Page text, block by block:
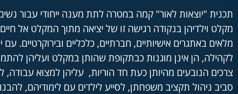
תכנית "יוצאות לאור" קמה במטרה לתת מענה ייחודי עבור
מקלט וילדיהן בנקודה רגישה זו של יציאה מתוך המקלט אל
מלאים באתגרים אישיותיים, חברתיים, כלכליים ובירוקרטיים.
לקהילה, הן אינן מוגנות כבתקופת שהותן במקלט ועליהן
צרכים הנובעים מהיותן כעת חד הוריות, עליהן למצוא עבודה,
סביב ניהול תקציב משפחתן, לסייע לילדים עם לימודיהם,